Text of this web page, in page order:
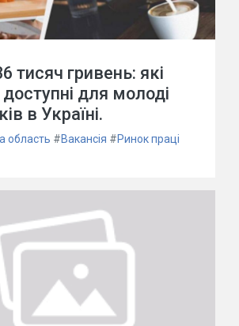
тисяч гривень: які
доступні для молоді
в Україні.
область #Вакансія #Ринок праці